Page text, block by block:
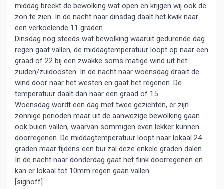
middag breekt de bewolking wat open en krijgen wij ook de
zon te zien. In de nacht naar dinsdag daalt het kwik naar
een verkoelende 11 graden.
Dinsdag nog steeds wat bewolking waaruit gedurende dag
regen gaat vallen, de middagtemperatuur loopt op naar een
graad of 22 bij een zwakke soms matige wind uit het
zuiden/zuidoosten. In de nacht naar woensdag draait de
wind door naar het westen en gaat het regenen. De
temperatuur daalt dan naar een graad of 15.
Woensdag wordt een dag met twee gezichten, er zijn
zonnige perioden maar uit de aanwezige bewolking gaan
ook buien vallen, waarvan sommigen even lekker kunnen
doorregenen. De middagtemperatuur loopt naar lokaal 24
graden maar tijdens een bui zal deze enkele graden dalen.
In de nacht naar donderdag gaat het flink doorregenen en
kan er lokaal tot 10mm regen gaan vallen.
[signoff]